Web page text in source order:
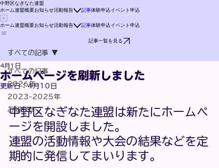
中野区なぎなた連盟
ホーム連盟概要お知らせ活動報告 記事体験申込イベント申込
ホーム連盟概要お知らせ活動報告 記事体験申込イベント申込
記事一覧を見る
すべての記事
2026年
2023-2025年
お知らせ
すべての記事
ホームページを刷新しました
4月1日
更新日：4月10日
中野区なぎなた連盟は新たにホームペ
ージを開設しました。
連盟の活動情報や大会の結果などを定
期的に発信してまいります。